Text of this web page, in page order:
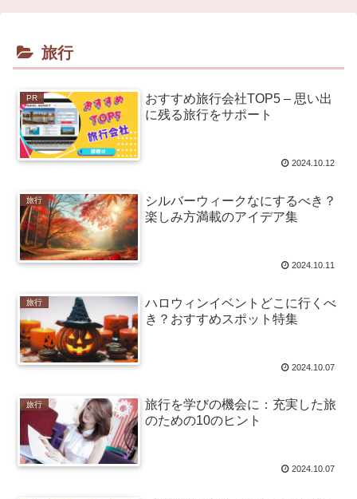
旅行
PR
おすすめ旅行会社TOP5 – 思い出
に残る旅行をサポート
2024.10.12
旅行
シルバーウィークなにするべき？
楽しみ方満載のアイデア集
2024.10.11
旅行
ハロウィンイベントどこに行くべ
き？おすすめスポット特集
2024.10.07
旅行
旅行を学びの機会に：充実した旅
のための10のヒント
2024.10.07